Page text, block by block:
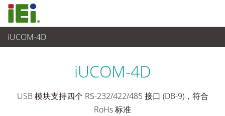
iUCOM-4D
工业主板 > 附加卡
iUCOM-4D
USB 模块支持四个 RS-232/422/485 接口 (DB-9)，符合
RoHs 标准